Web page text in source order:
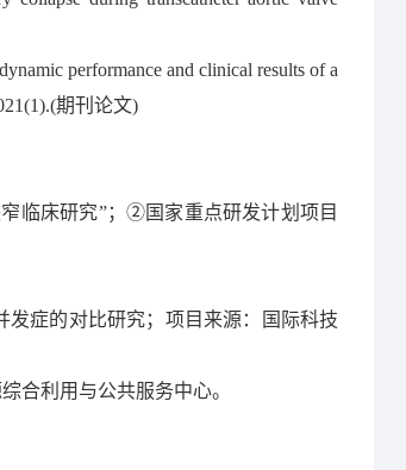
performance and clinical results of a
期刊论文)
临床研究”；②国家重点研发计划项目
症的对比研究；项目来源：国际科技
合利用与公共服务中心。